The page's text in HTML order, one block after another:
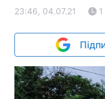
23:46, 04.07.21